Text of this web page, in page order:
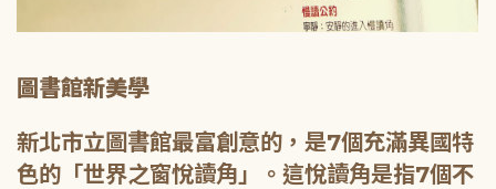
圖書館新美學
新北市立圖書館最富創意的，是7個充滿異國特
色的「世界之窗悅讀角」。這悅讀角是指7個不